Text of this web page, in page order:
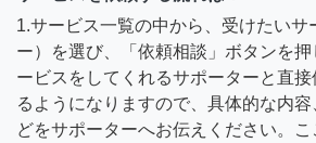
1.サービス一覧の中から、受けたいサ
ー）を選び、「依頼相談」ボタンを
ービスをしてくれるサポーターと直
るようになりますので、具体的な内
どをサポーターへお伝えください。